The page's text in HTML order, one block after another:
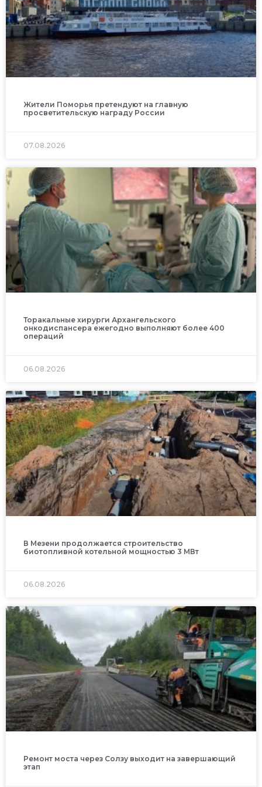
Жители Поморья претендуют на главную
просветительскую награду России
07.08.2026
Торакальные хирурги Архангельского
онкодиспансера ежегодно выполняют более 400
операций
06.08.2026
В Мезени продолжается строительство
биотопливной котельной мощностью 3 МВт
06.08.2026
Ремонт моста через Солзу выходит на завершающий
этап